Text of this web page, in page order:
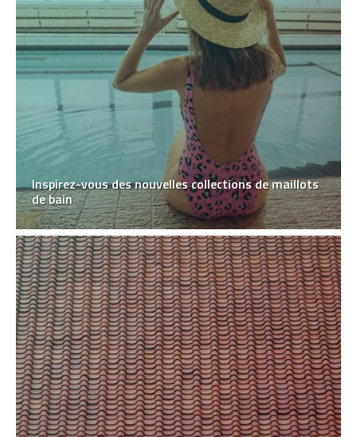
Inspirez-vous des nouvelles collections de maillots
de bain